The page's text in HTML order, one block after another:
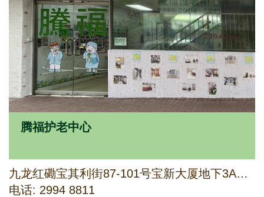
腾福护老中心
九龙红磡宝其利街87-101号宝新大厦地下3A铺、1字楼及2字楼全层
电话: 2994 8811